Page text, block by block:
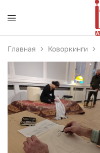
–
Маркет
Главная Коворкинги